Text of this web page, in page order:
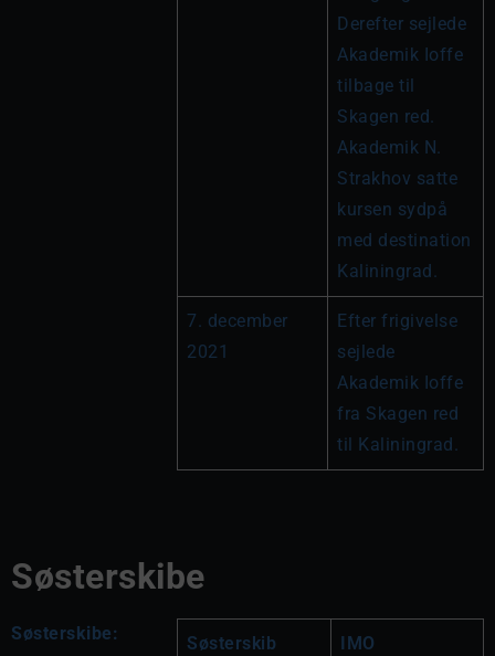
Derefter sejlede
Akademik Ioffe
tilbage til
Skagen red.
Akademik N.
Strakhov satte
kursen sydpå
med destination
Kaliningrad.
7. december
2021
Efter frigivelse
sejlede
Akademik Ioffe
fra Skagen red
til Kaliningrad.
Søsterskibe
Søsterskibe: Søsterskib IMO